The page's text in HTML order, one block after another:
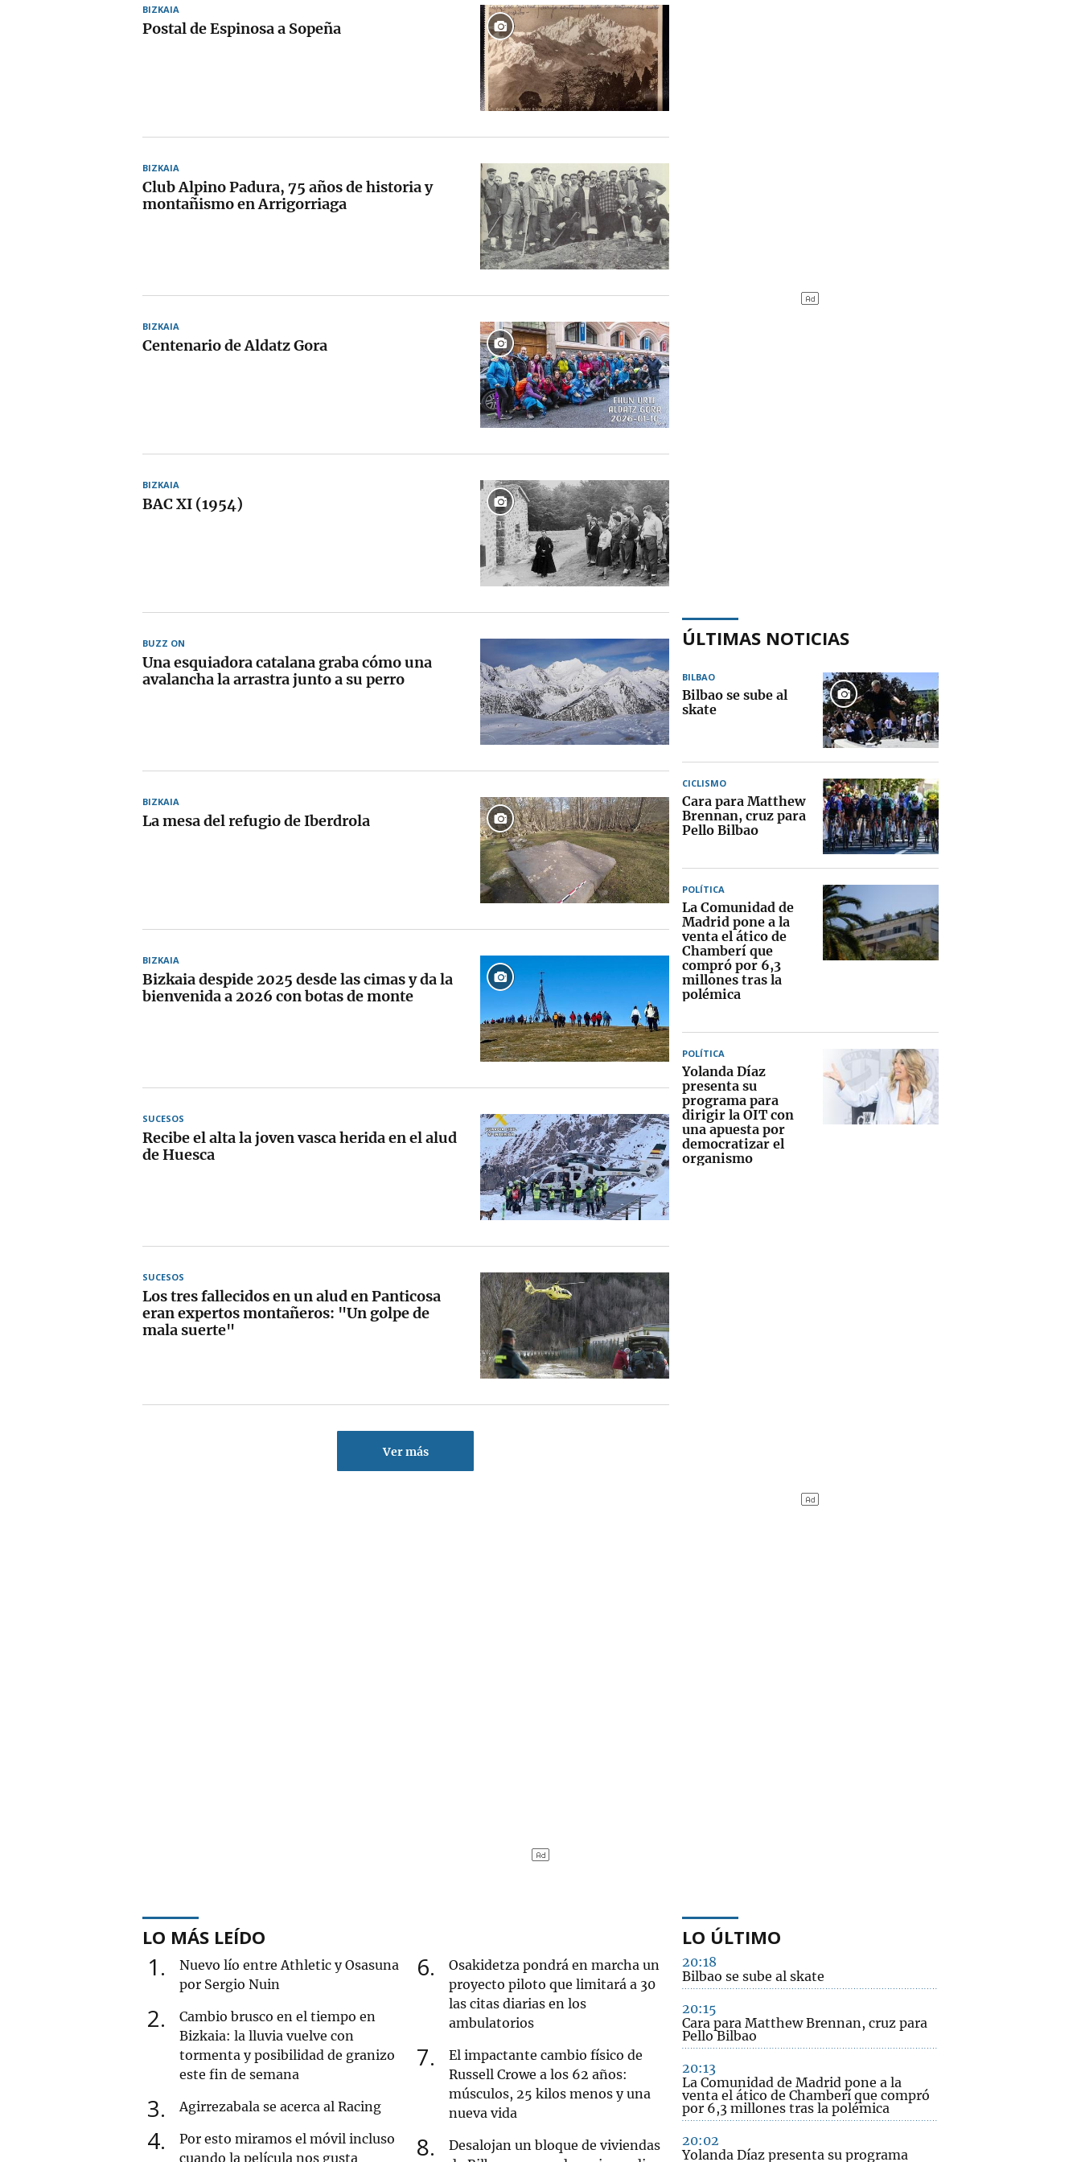
BIZKAIA
Postal de Espinosa a Sopeña
BIZKAIA
Club Alpino Padura, 75 años de historia y
montañismo en Arrigorriaga
BIZKAIA
Centenario de Aldatz Gora
BIZKAIA
BAC XI (1954)
BUZZ ON
Una esquiadora catalana graba cómo una
avalancha la arrastra junto a su perro
BIZKAIA
La mesa del refugio de Iberdrola
BIZKAIA
Bizkaia despide 2025 desde las cimas y da la
bienvenida a 2026 con botas de monte
SUCESOS
Recibe el alta la joven vasca herida en el alud
de Huesca
SUCESOS
Los tres fallecidos en un alud en Panticosa
eran expertos montañeros: "Un golpe de
mala suerte"
Ver más
ÚLTIMAS NOTICIAS
BILBAO
Bilbao se sube al
skate
CICLISMO
Cara para Matthew
Brennan, cruz para
Pello Bilbao
POLÍTICA
La Comunidad de
Madrid pone a la
venta el ático de
Chamberí que
compró por 6,3
millones tras la
polémica
POLÍTICA
Yolanda Díaz
presenta su
programa para
dirigir la OIT con
una apuesta por
democratizar el
organismo
LO MÁS LEÍDO
1
Nuevo lío entre Athletic y Osasuna
por Sergio Nuin
2
Cambio brusco en el tiempo en
Bizkaia: la lluvia vuelve con
tormenta y posibilidad de granizo
este fin de semana
3 Agirrezabala se acerca al Racing
4
Por esto miramos el móvil incluso
cuando la película nos gusta
6
Osakidetza pondrá en marcha un
proyecto piloto que limitará a 30
las citas diarias en los
ambulatorios
7
El impactante cambio físico de
Russell Crowe a los 62 años:
músculos, 25 kilos menos y una
nueva vida
8
Desalojan un bloque de viviendas
LO ÚLTIMO
20:18
Bilbao se sube al skate
20:15
Cara para Matthew Brennan, cruz para
Pello Bilbao
20:13
La Comunidad de Madrid pone a la
venta el ático de Chamberí que compró
por 6,3 millones tras la polémica
20:02
Yolanda Díaz presenta su programa